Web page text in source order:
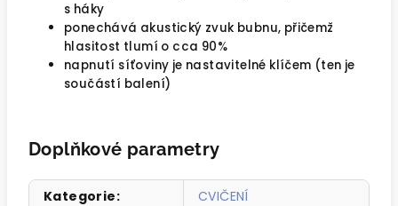
s háky
ponechává akustický zvuk bubnu, přičemž
hlasitost tlumí o cca 90%
napnutí síťoviny je nastavitelné klíčem (ten je
součástí balení)
Doplňkové parametry
Kategorie:
CVIČENÍ